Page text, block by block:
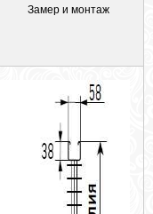
Замер и монтаж